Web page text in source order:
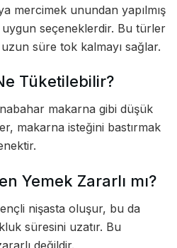
mercimek unundan yapılmış
seçeneklerdir. Bu türler
süre tok kalmayı sağlar.
Tüketilebilir?
makarna gibi düşük
makarna isteğini bastırmak
Yemek Zararlı mı?
nişasta oluşur, bu da
süresini uzatır. Bu
değildir.